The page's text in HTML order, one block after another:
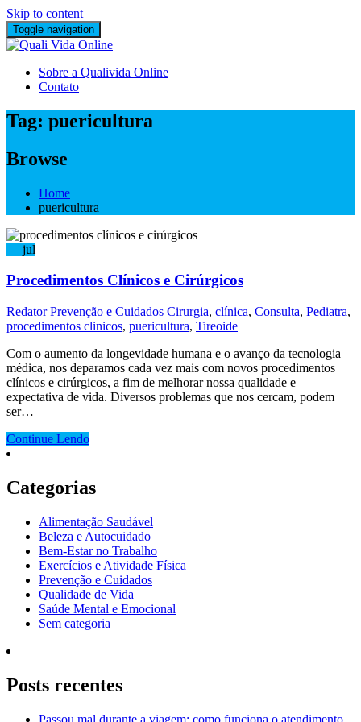
Skip to content
Toggle navigation
Sobre a Qualivida Online
Contato
Tag: puericultura
Browse
Home
puericultura
jul
Procedimentos Clínicos e Cirúrgicos
Redator Prevenção e Cuidados Cirurgia, clínica, Consulta, Pediatra,
procedimentos clinicos, puericultura, Tireoide
Com o aumento da longevidade humana e o avanço da tecnologia
médica, nos deparamos cada vez mais com novos procedimentos
clínicos e cirúrgicos, a fim de melhorar nossa qualidade e
expectativa de vida. Diversos problemas que nos cercam, podem
ser…
Continue Lendo
Categorias
Alimentação Saudável
Beleza e Autocuidado
Bem-Estar no Trabalho
Exercícios e Atividade Física
Prevenção e Cuidados
Qualidade de Vida
Saúde Mental e Emocional
Sem categoria
Posts recentes
Passou mal durante a viagem: como funciona o atendimento